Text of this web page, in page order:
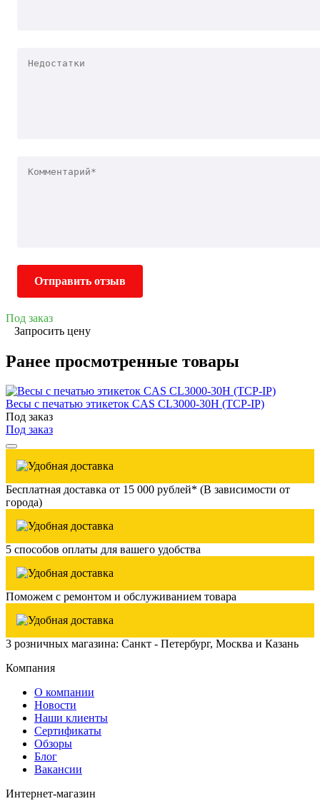
Отправить отзыв
Под заказ
Запросить цену
Ранее просмотренные товары
Весы с печатью этикеток CAS CL3000-30H (TCP-IP)
Под заказ
Под заказ
Бесплатная доставка от 15 000 рублей* (В зависимости от
города)
5 способов оплаты для вашего удобства
Поможем с ремонтом и обслуживанием товара
3 розничных магазина: Санкт - Петербург, Москва и Казань
Компания
О компании
Новости
Наши клиенты
Сертификаты
Обзоры
Блог
Вакансии
Интернет-магазин